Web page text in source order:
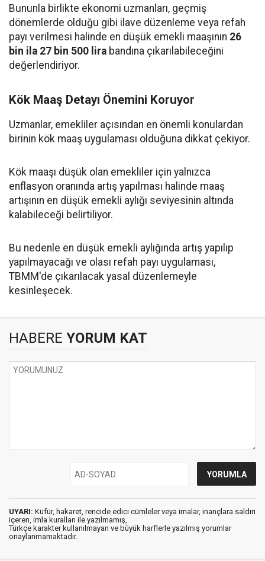
Bununla birlikte ekonomi uzmanları, geçmiş
dönemlerde olduğu gibi ilave düzenleme veya refah
payı verilmesi halinde en düşük emekli maaşının 26
bin ila 27 bin 500 lira bandına çıkarılabileceğini
değerlendiriyor.
Kök Maaş Detayı Önemini Koruyor
Uzmanlar, emekliler açısından en önemli konulardan
birinin kök maaş uygulaması olduğuna dikkat çekiyor.
Kök maaşı düşük olan emekliler için yalnızca
enflasyon oranında artış yapılması halinde maaş
artışının en düşük emekli aylığı seviyesinin altında
kalabileceği belirtiliyor.
Bu nedenle en düşük emekli aylığında artış yapılıp
yapılmayacağı ve olası refah payı uygulaması,
TBMM'de çıkarılacak yasal düzenlemeyle
kesinleşecek.
HABERE YORUM KAT
UYARI: Küfür, hakaret, rencide edici cümleler veya imalar, inançlara saldırı
içeren, imla kuralları ile yazılmamış,
Türkçe karakter kullanılmayan ve büyük harflerle yazılmış yorumlar
onaylanmamaktadır.